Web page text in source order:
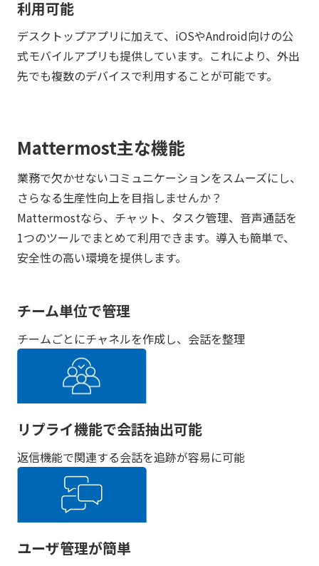
利用可能
デスクトップアプリに加えて、iOSやAndroid向けの公
式モバイルアプリも提供しています。これにより、外出
先でも複数のデバイスで利用することが可能です。
Mattermost主な機能
業務で欠かせないコミュニケーションをスムーズにし、
さらなる生産性向上を目指しませんか？
Mattermostなら、チャット、タスク管理、音声通話を
1つのツールでまとめて利用できます。導入も簡単で、
安全性の高い環境を提供します。
チーム単位で管理
チームごとにチャネルを作成し、会話を整理
リプライ機能で会話抽出可能
返信機能で関連する会話を追跡が容易に可能
ユーザ管理が簡単